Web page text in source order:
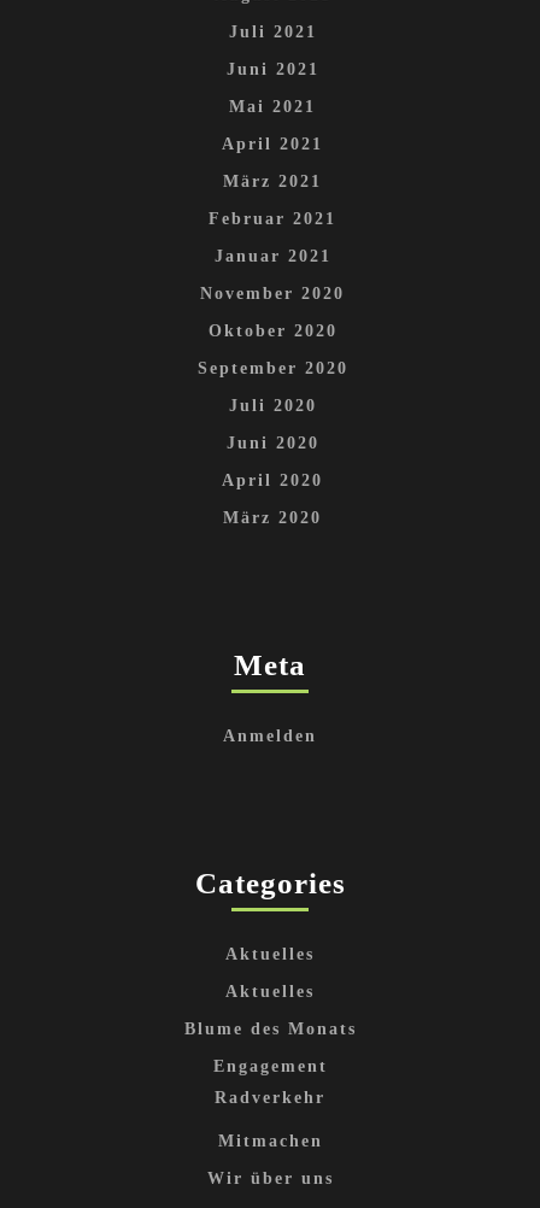
Juli 2021
Juni 2021
Mai 2021
April 2021
März 2021
Februar 2021
Januar 2021
November 2020
Oktober 2020
September 2020
Juli 2020
Juni 2020
April 2020
März 2020
Meta
Anmelden
Categories
Aktuelles
Aktuelles
Blume des Monats
Engagement
Radverkehr
Mitmachen
Wir über uns